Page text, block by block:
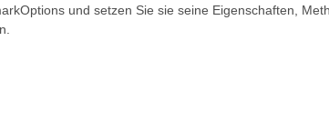
und setzen Sie sie seine Eigenschaften,